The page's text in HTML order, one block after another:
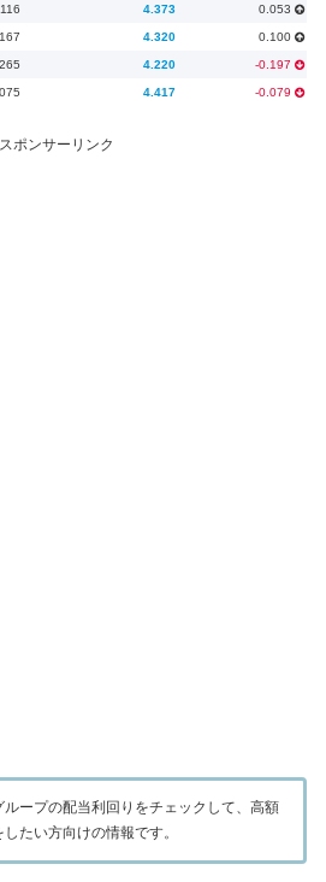
4.373 0.053
4.320 0.100
4.220 -0.197
4.417 -0.079
スポンサーリンク
ープの配当利回りをチェックして、高額
たい方向けの情報です。